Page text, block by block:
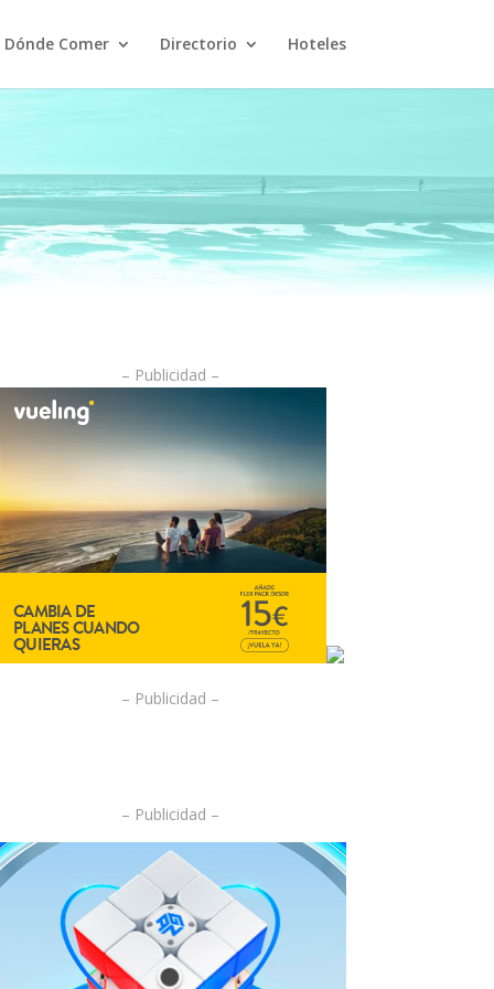
Dónde Comer Directorio Hoteles
– Publicidad –
– Publicidad –
– Publicidad –